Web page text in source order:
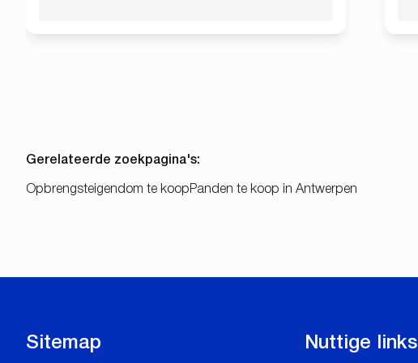
Gerelateerde zoekpagina's:
Opbrengsteigendom te koop Panden te koop in Antwerpen
Sitemap Nuttige links